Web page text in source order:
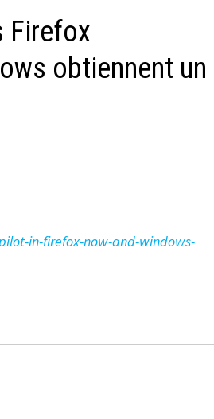
Firefox
obtiennent un
in-firefox-now-and-windows-